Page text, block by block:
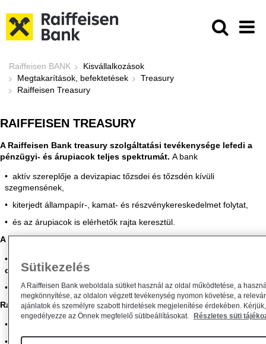
Treasury kapcsolat - Raiffeisen
Raiffeisen BANK
Kisvállalkozások
Megtakarítások, befektetések
Treasury
Raiffeisen Treasury
RAIFFEISEN TREASURY
A Raiffeisen Bank treasury szolgáltatási tevékenysége lefedi a
pénzügyi- és árupiacok teljes spektrumát. A bank
aktív szereplője a devizapiac tőzsdei és tőzsdén kívüli
szegmensének,
kiterjedt állampapír-, kamat- és részvénykereskedelmet folytat,
és az árupiacok is elérhetők rajta keresztül.
A treasury ügyfeleketkét specializálódott csoport:
csoport, és
a Vállalati értékesítés csoport szolgálja ki.
Raiffeisen termékek és szolgáltatások:
strukturált betétek,
Sütikezelés
A Raiffeisen Bank weboldala sütiket használ az oldal működtetése, a
megkönnyítése, az oldalon végzett tevékenység nyomon követése, a
ajánlatok és személyre szabott hirdetések megjelenítése érdekében. Kérjük,
engedélyezze az Önnek megfelelő sütibeállításokat. Részletes süti